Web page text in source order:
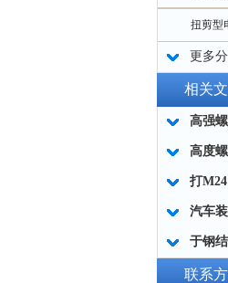
扭剪型
更多
相关
联系